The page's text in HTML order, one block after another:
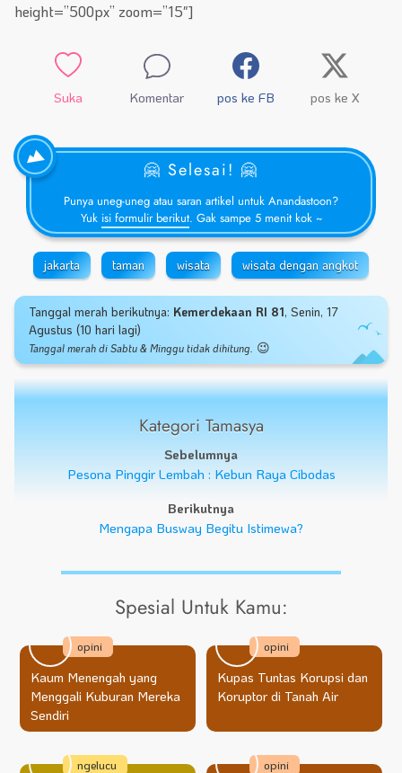
height=”500px” zoom=”15″]
Suka Komentar pos ke FB pos ke X
🤗 Selesai! 🤗
Punya uneg-uneg atau saran artikel untuk Anandastoon?
Yuk isi formulir berikut. Gak sampe 5 menit kok ~
jakarta taman wisata wisata dengan angkot
Tanggal merah berikutnya: Kemerdekaan RI 81, Senin, 17
Agustus (10 hari lagi)
Tanggal merah di Sabtu & Minggu tidak dihitung. 😉
Kategori Tamasya
Sebelumnya
Pesona Pinggir Lembah : Kebun Raya Cibodas
Berikutnya
Mengapa Busway Begitu Istimewa?
Spesial Untuk Kamu:
Kaum Menengah yang
Menggali Kuburan Mereka
Sendiri
opini
Kupas Tuntas Korupsi dan
Koruptor di Tanah Air
opini
ngelucu opini